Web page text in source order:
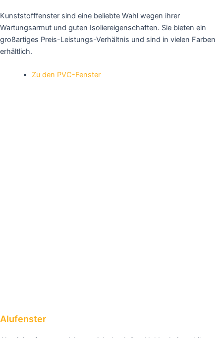
Kunststofffenster sind eine beliebte Wahl wegen ihrer
Wartungsarmut und guten Isoliereigenschaften. Sie bieten ein
großartiges Preis-Leistungs-Verhältnis und sind in vielen Farben
erhältlich.
Zu den PVC-Fenster
Alufenster